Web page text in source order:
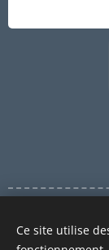
Ce site utilise